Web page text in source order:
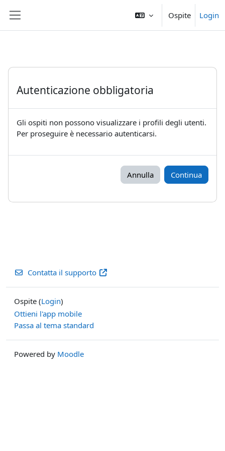
Ospite Login
Autenticazione obbligatoria
Gli ospiti non possono visualizzare i profili degli utenti.
Per proseguire è necessario autenticarsi.
Annulla Continua
Contatta il supporto
Ospite (Login)
Ottieni l'app mobile
Passa al tema standard
Powered by Moodle